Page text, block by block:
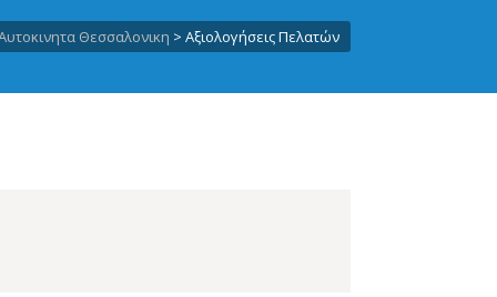
Θεσσαλονικη > Αξιολογήσεις Πελατών